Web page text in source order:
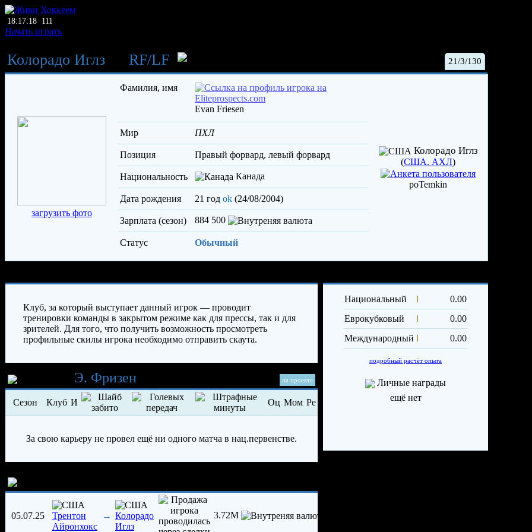
18:17:18 111
Начать играть
21/3/130
Колорадо Иглз RF/LF
загрузить фото
Фамилия, имя
Evan Friesen
Мир ПХЛ
Позиция правый форвард, левый форвард
Национальность Канада
Дата рождения 21 год ok (24/08/2004)
Зарплата (сезон) 884 500
Статус Обычный
Колорадо Иглз
(США. АХЛ)
poTemkin
Клуб, за который выступает данный игрок — проводит
тренировки команды в закрытом режиме как для прессы, так и для
зрителей. Для того, что получить возможность просмотреть
профильные скилы игрока необходимо отправить скаута.
на проекте
Э. Фризен
Сезон Клуб И Оц Мом Ре
За свою карьеру не провел ещё ни одного матча в нац.первенстве.
05.07.25
Трентон
Айронхокс
→ Колорадо
Иглз
3.72M
Национальный
0.00
Еврокубковый
0.00
Международный
0.00
подробный расчёт опыта
Личные награды
ещё нет